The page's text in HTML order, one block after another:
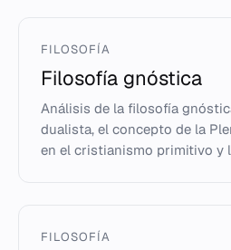
FILOSOFÍA
Filosofía gnóstica
Análisis de la filosofía
dualista, el concepto de la
en el cristianismo primitivo y
FILOSOFÍA